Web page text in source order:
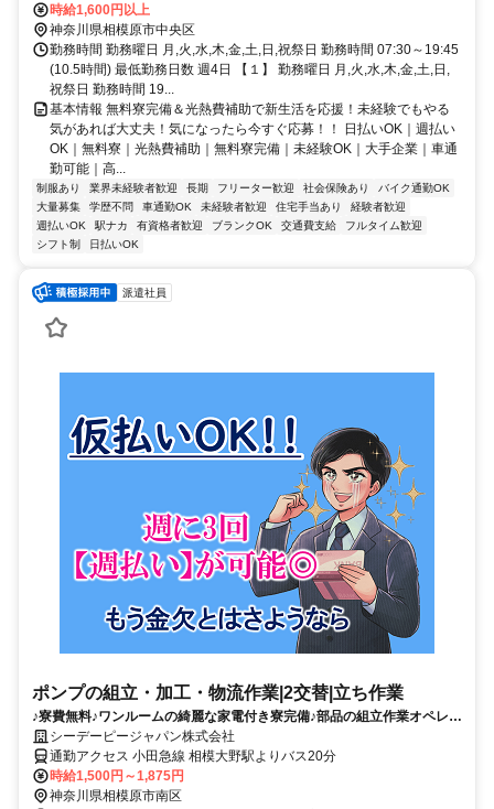
車7分 ＪＲ横浜線 相模原駅 車12分 ＊駅チカで通勤ラクラク！ ＊車・
バイク・自転車通勤歓迎！
時給1,600円以上
神奈川県相模原市中央区
勤務時間 勤務曜日 月,火,水,木,金,土,日,祝祭日 勤務時間 07:30～19:45
(10.5時間) 最低勤務日数 週4日 【１】 勤務曜日 月,火,水,木,金,土,日,
祝祭日 勤務時間 19...
基本情報 無料寮完備＆光熱費補助で新生活を応援！未経験でもやる
気があれば大丈夫！気になったら今すぐ応募！！ 日払いOK｜週払い
OK｜無料寮｜光熱費補助｜無料寮完備｜未経験OK｜大手企業｜車通
勤可能｜高...
制服あり 業界未経験者歓迎 長期 フリーター歓迎 社会保険あり
バイク通勤OK
大量募集
学歴不問 車通勤OK 未経験者歓迎 住宅手当あり
経験者歓迎
週払いOK
駅ナカ 有資格者歓迎 ブランクOK 交通費支給
フルタイム歓迎
シフト制
日払いOK
派遣社員
ポンプの組立・加工・物流作業|2交替|立ち作業
♪寮費無料♪ワンルームの綺麗な家電付き寮完備♪部品の組立作業オペレー
タ＆供給作業★軽作業★未経験OK！週払い制度あり！マイカー・バイク
通勤歓迎！【相模原市南区】
シーデーピージャパン株式会社
通勤アクセス 小田急線 相模大野駅よりバス20分
時給1,500円～1,875円
神奈川県相模原市南区